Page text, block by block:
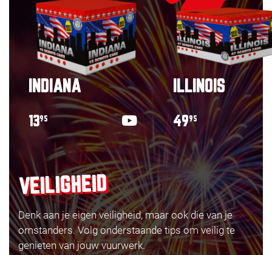
INDIANA
1395
ILLINOIS
4995
VEILIGHEID
Denk aan je eigen veiligheid, maar ook die van je
omstanders. Volg onderstaande tips om veilig te
genieten van jouw vuurwerk.